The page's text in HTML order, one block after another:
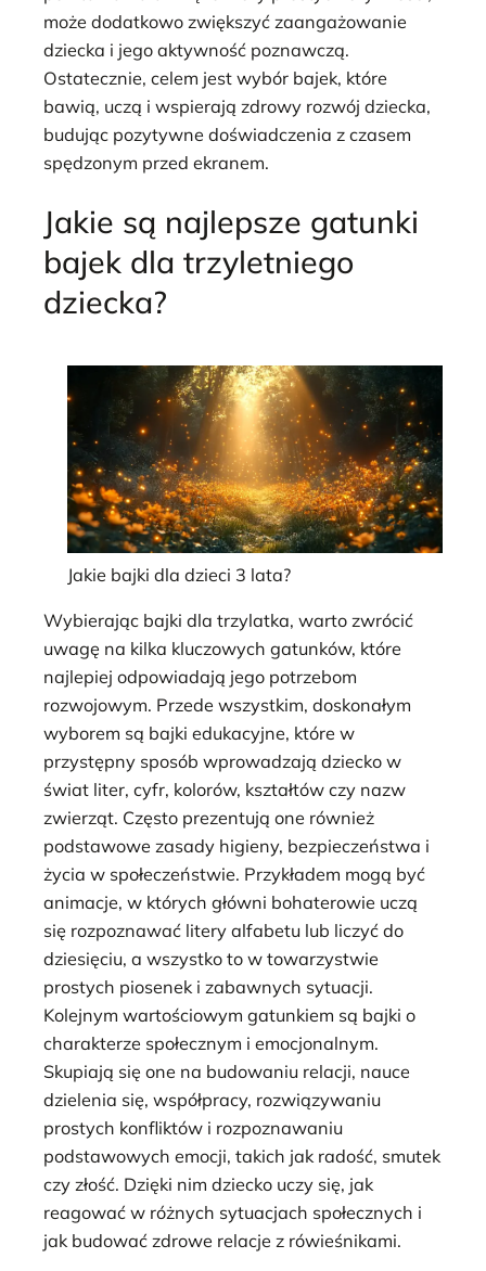
może dodatkowo zwiększyć zaangażowanie
dziecka i jego aktywność poznawczą.
Ostatecznie, celem jest wybór bajek, które
bawią, uczą i wspierają zdrowy rozwój dziecka,
budując pozytywne doświadczenia z czasem
spędzonym przed ekranem.
Jakie są najlepsze gatunki
bajek dla trzyletniego
dziecka?
Jakie bajki dla dzieci 3 lata?
Wybierając bajki dla trzylatka, warto zwrócić
uwagę na kilka kluczowych gatunków, które
najlepiej odpowiadają jego potrzebom
rozwojowym. Przede wszystkim, doskonałym
wyborem są bajki edukacyjne, które w
przystępny sposób wprowadzają dziecko w
świat liter, cyfr, kolorów, kształtów czy nazw
zwierząt. Często prezentują one również
podstawowe zasady higieny, bezpieczeństwa i
życia w społeczeństwie. Przykładem mogą być
animacje, w których główni bohaterowie uczą
się rozpoznawać litery alfabetu lub liczyć do
dziesięciu, a wszystko to w towarzystwie
prostych piosenek i zabawnych sytuacji.
Kolejnym wartościowym gatunkiem są bajki o
charakterze społecznym i emocjonalnym.
Skupiają się one na budowaniu relacji, nauce
dzielenia się, współpracy, rozwiązywaniu
prostych konfliktów i rozpoznawaniu
podstawowych emocji, takich jak radość, smutek
czy złość. Dzięki nim dziecko uczy się, jak
reagować w różnych sytuacjach społecznych i
jak budować zdrowe relacje z rówieśnikami.